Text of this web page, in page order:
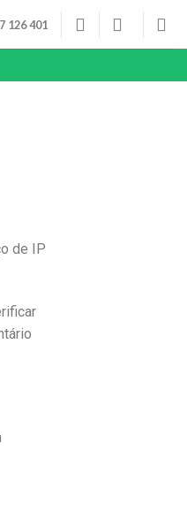
126 401
de IP